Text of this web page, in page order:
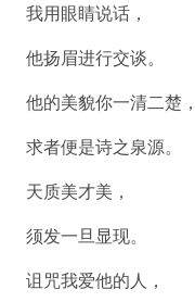
我用眼睛说话，
他扬眉进行交谈。
他的美貌你一清二楚，
求者便是诗之泉源。
天质美才美，
须发一旦显现。
诅咒我爱他的人，